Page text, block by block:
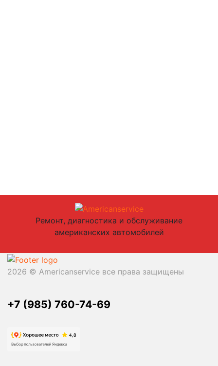
Ремонт, диагностика и обслуживание
американских автомобилей
2026 © Americanservice все права защищены
+7 (985) 760-74-69